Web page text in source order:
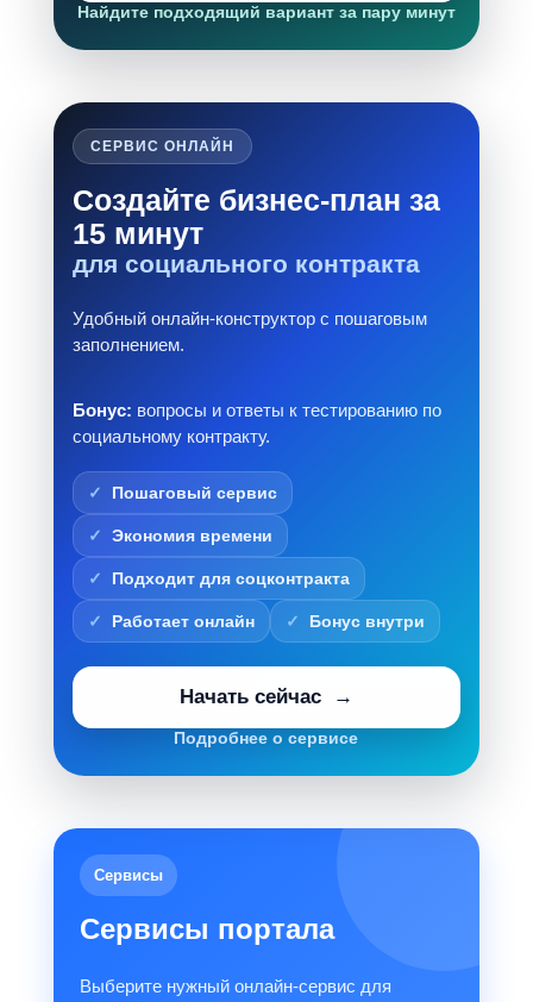
Найдите подходящий вариант за пару минут
СЕРВИС ОНЛАЙН
Создайте бизнес-план за
15 минут
для социального контракта
Удобный онлайн-конструктор с пошаговым
заполнением.
Бонус: вопросы и ответы к тестированию по
социальному контракту.
Пошаговый сервис
Экономия времени
Подходит для соцконтракта
Работает онлайн Бонус внутри
Начать сейчас
Подробнее о сервисе
Сервисы
Сервисы портала
Выберите нужный онлайн-сервис для